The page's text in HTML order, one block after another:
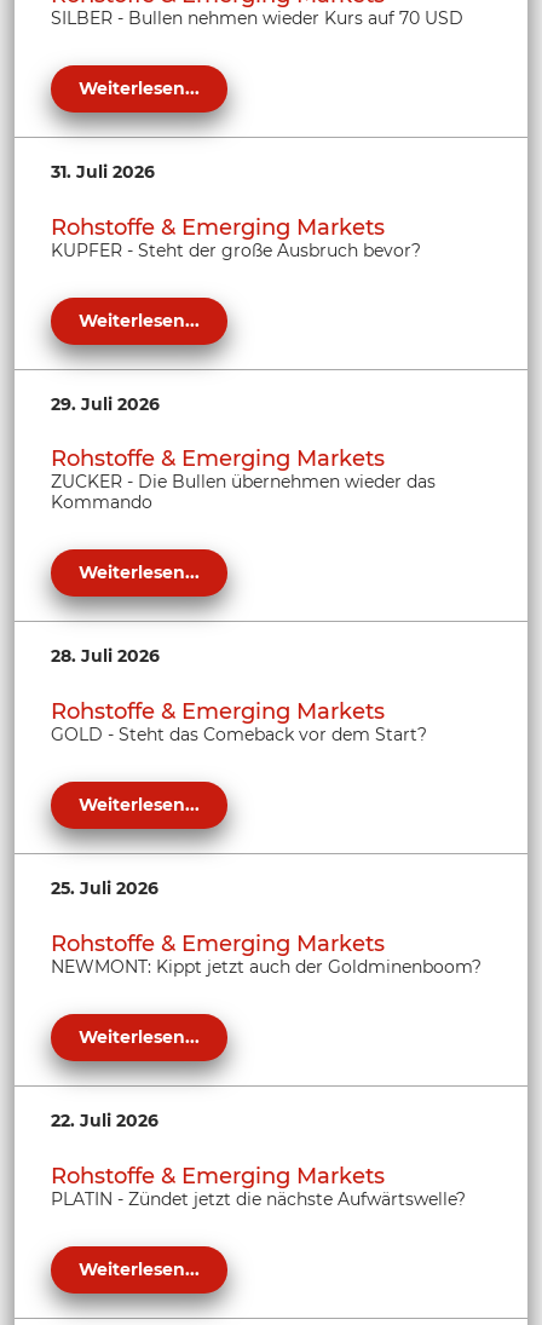
SILBER - Bullen nehmen wieder Kurs auf 70 USD
Weiterlesen...
31. Juli 2026
Rohstoffe & Emerging Markets
KUPFER - Steht der große Ausbruch bevor?
Weiterlesen...
29. Juli 2026
Rohstoffe & Emerging Markets
ZUCKER - Die Bullen übernehmen wieder das
Kommando
Weiterlesen...
28. Juli 2026
Rohstoffe & Emerging Markets
GOLD - Steht das Comeback vor dem Start?
Weiterlesen...
25. Juli 2026
Rohstoffe & Emerging Markets
NEWMONT: Kippt jetzt auch der Goldminenboom?
Weiterlesen...
22. Juli 2026
Rohstoffe & Emerging Markets
PLATIN - Zündet jetzt die nächste Aufwärtswelle?
Weiterlesen...